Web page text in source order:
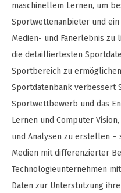
maschinellem Lernen, um
Sportwettenanbieter und
Medien- und Fanerlebnis zu
die detailliertesten
Sportbereich zu
Sportdatenbank verbessert
Sportwettbewerb und das
Lernen und Computer
und Analysen zu erstellen –
Medien mit differenzierter
Technologieunternehmen
Daten zur Unterstützung